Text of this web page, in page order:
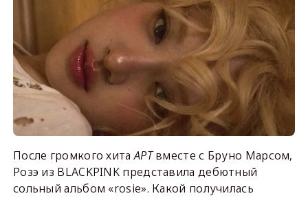
После громкого хитаAPTвместе с Бруно Марсом,
Розэ из BLACKPINK представила дебютный
сольный альбом «rosie». Какой получилась